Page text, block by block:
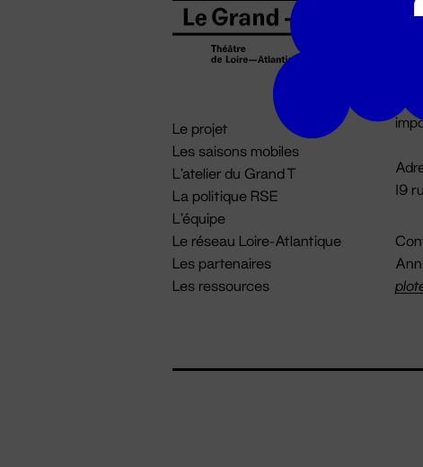
Le projet
Les saisons mobiles
L'atelier du Grand T
La politique RSE
L'équipe
Le réseau Loire-Atlantique
Les partenaires
Les ressources
19